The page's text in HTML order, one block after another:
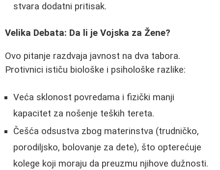
stvara dodatni pritisak.
Velika Debata: Da li je Vojska za Žene?
Ovo pitanje razdvaja javnost na dva tabora.
Protivnici ističu biološke i psihološke razlike:
Veća sklonost povredama i fizički manji
kapacitet za nošenje teških tereta.
Češća odsustva zbog materinstva (trudničko,
porodiljsko, bolovanje za dete), što opterećuje
kolege koji moraju da preuzmu njihove dužnosti.